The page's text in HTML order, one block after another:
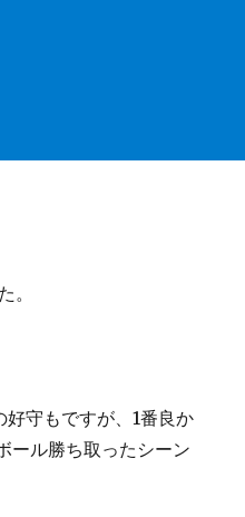
。
守もですが、1番良か
ール勝ち取ったシーン